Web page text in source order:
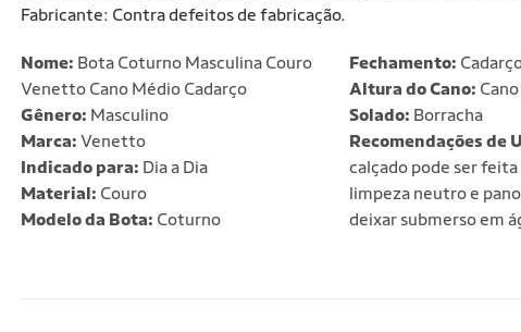
Fabricante: Contra defeitos de fabricação.
Nome: Bota Coturno Masculina Couro
Venetto Cano Médio Cadarço
Gênero: Masculino
Marca: Venetto
Indicado para: Dia a Dia
Material: Couro
Modelo da Bota: Coturno
Fechamento:
Altura do Cano:
Solado: Borracha
Recomendações de
calçado pode ser
limpeza neutro e
deixar submerso em